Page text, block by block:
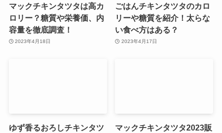
マックチキンタツタは高カ
ロリー？糖質や栄養価、内
容量を徹底調査！
2023年4月18日
ごはんチキンタツタのカロ
リーや糖質を紹介！太らな
い食べ方はある？
2023年4月17日
ゆず香るおろしチキンタツ
マックチキンタツタ2023販